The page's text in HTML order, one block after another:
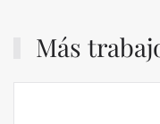
Más